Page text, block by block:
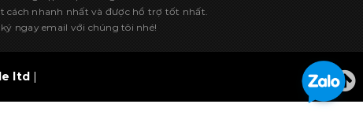
cách nhanh nhất và được hổ trợ tốt nhất.
ngay email với chúng tôi nhé!
ltd